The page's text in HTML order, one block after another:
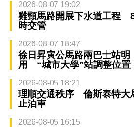
2026-08-07 19:02
雞頸馬路開展下水道工程
時交管
2026-08-07 18:47
徐日昇寅公馬路兩巴士站明
用 “城市大學”站調整位
2026-08-05 18:21
理順交通秩序 倫斯泰特大
止泊車
2026-08-05 16:15